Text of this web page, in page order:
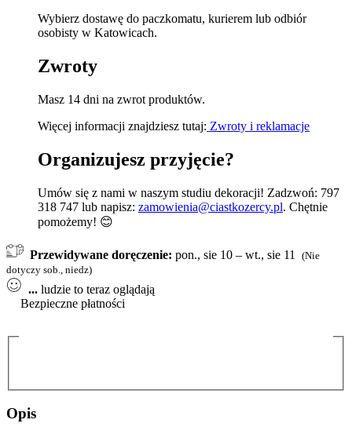
Wybierz dostawę do paczkomatu, kurierem lub odbiór
osobisty w Katowicach.
Zwroty
Masz 14 dni na zwrot produktów.
Więcej informacji znajdziesz tutaj: Zwroty i reklamacje
Organizujesz przyjęcie?
Umów się z nami w naszym studiu dekoracji! Zadzwoń: 797
318 747 lub napisz: zamowienia@ciastkozercy.pl. Chętnie
pomożemy! 😊
Przewidywane doręczenie: pon., sie 10 – wt., sie 11
(Nie
dotyczy sob., niedz)
... ludzie to teraz oglądają
Bezpieczne płatności
Opis